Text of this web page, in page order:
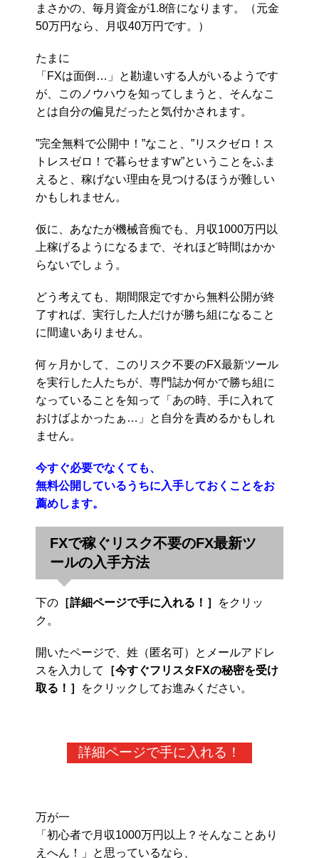
まさかの、毎月資金が1.8倍になります。（元金
50万円なら、月収40万円です。）
たまに
「FXは面倒…」と勘違いする人がいるようです
が、このノウハウを知ってしまうと、そんなこ
とは自分の偏見だったと気付かされます。
”完全無料で公開中！”なこと、”リスクゼロ！ス
トレスゼロ！で暮らせますw”ということをふま
えると、稼げない理由を見つけるほうが難しい
かもしれません。
仮に、あなたが機械音痴でも、月収1000万円以
上稼げるようになるまで、それほど時間はかか
らないでしょう。
どう考えても、期間限定ですから無料公開が終
了すれば、実行した人だけが勝ち組になること
に間違いありません。
何ヶ月かして、このリスク不要のFX最新ツール
を実行した人たちが、専門誌か何かで勝ち組に
なっていることを知って「あの時、手に入れて
おけばよかったぁ…」と自分を責めるかもしれ
ません。
今すぐ必要でなくても、
無料公開しているうちに入手しておくことをお
薦めします。
FXで稼ぐリスク不要のFX最新ツ
ールの入手方法
下の ［詳細ページで手に入れる！］
をクリッ
ク。
開いたページで、姓（匿名可）とメールアドレ
スを入力して
［今すぐフリスタFXの秘密を受け
取る！］
をクリックしてお進みください。
詳細ページで手に入れる！
万が一
「初心者で月収1000万円以上？そんなことあり
えへん！」と思っているなら、